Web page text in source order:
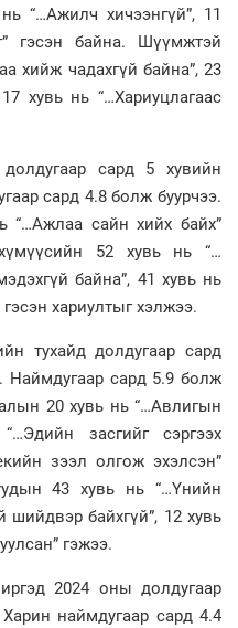
“…Ажилч хичээнгүй”, 11
гэсэн байна. Шүүмжтэй
хийж чадахгүй байна”, 23
хувь нь “…Хариуцлагаас
сард 5 хувийн
сард 4.8 болж буурчээ.
сайн хийх байх”
52 хувь нь “…
байна”, 41 хувь нь
хариултыг хэлжээ.
тухайд долдугаар сард
Наймдугаар сард 5.9 болж
20 хувь нь “…Авлигын
засгийг сэргээх
зээл олгож эхэлсэн”
43 хувь нь “…Үнийн
шийдвэр байхгүй”, 12 хувь
гэжээ.
2024 оны долдугаар
наймдугаар сард 4.4